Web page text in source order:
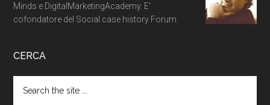
Minds e DigitalMarketingAcademy. E'
cofondatore del Social case history Forum.
CERCA